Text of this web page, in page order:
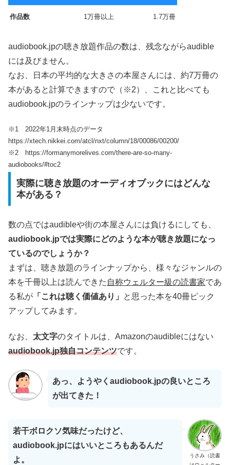
作品数 1万冊以上 1.7万冊
audiobook.jpの聴き放題作品の数は、残念ながらaudible
には及びません。
なお、日本の平均的な大きさの本屋さんには、約7万冊の
本があると計算できますので（※2）、これと比べても
audiobook.jpのラインナップは少ないです。
※1 2022年1月末時点のデータ
https://xtech.nikkei.com/atcl/nxt/column/18/00086/00200/
※2 https://formanymorelives.com/there-are-so-many-
audiobooks/#toc2
実際に聴き放題のオーディオブックにはどんな
本がある？
数の点ではaudibleや街の本屋さんには負けるにしても、
audiobook.jpでは実際にどのような本が聴き放題になっ
ているのでしょうか？
まずは、聴き放題のラインナップから、様々なジャンルの
本を千冊以上は読んできた 自称ウェルター級の読書家であ
る私が 「これは聴く価値あり」
と思った本を40冊ピック
アップしてみます。
なお、 太文字のタイトルは、Amazonのaudibleにはない
audiobook.jp独自コンテンツです。
あっ、ようやくaudiobook.jpの良いところ
が出てきた！
うさみ（読書
若干ボロクソ気味だったけど、
audiobook.jpにはいいところもあるんだ
よ。